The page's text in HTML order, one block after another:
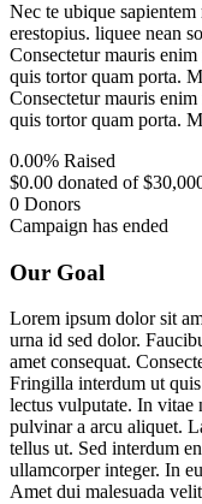
Nec te ubique
erestopius. liquee nean
Consectetur mauris
quis tortor quam porta.
Consectetur mauris
quis tortor quam porta.
0.00% Raised
$0.00 donated of
0 Donors
Campaign has ended
Our Goal
Lorem ipsum dolor sit
urna id sed dolor.
amet consequat.
Fringilla interdum ut
lectus vulputate. In vitae
pulvinar a arcu aliquet.
tellus ut. Sed interdum
ullamcorper integer. In
Amet dui malesuada